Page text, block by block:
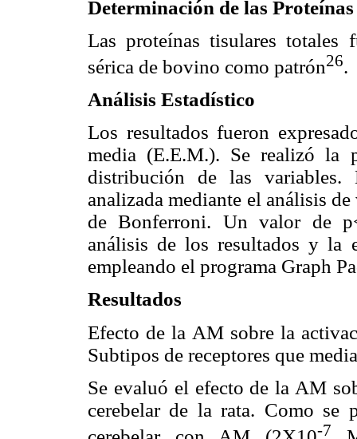
Determinación de las
Las proteínas tisulares totales
sérica de bovino como patrón26.
Análisis Estadístico
Los resultados fueron
media (E.E.M.). Se realizó la
distribución de las
analizada mediante el análisis
de Bonferroni. Un valor de
análisis de los resultados y la
empleando el programa Graph
Resultados
Efecto de la AM sobre la
Subtipos de receptores que
Se evaluó el efecto de la AM
cerebelar de la rata. Como se
-7